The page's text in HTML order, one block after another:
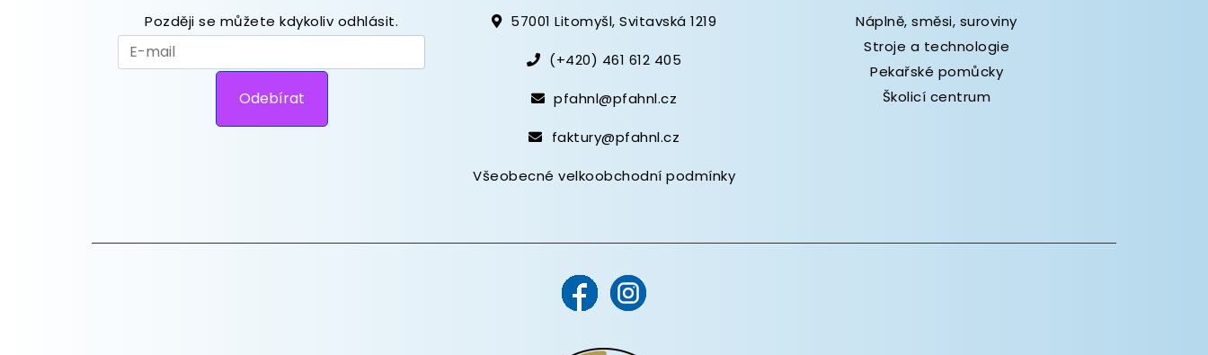
Později se můžete kdykoliv odhlásit. 57001 Litomyšl, Svitavská 1219
(+420) 461 612 405
pfahnl@pfahnl.cz
faktury@pfahnl.cz
Všeobecné velkoobchodní podmínky
Náplně, směsi, suroviny
Stroje a technologie
Pekařské pomůcky
Školicí centrum